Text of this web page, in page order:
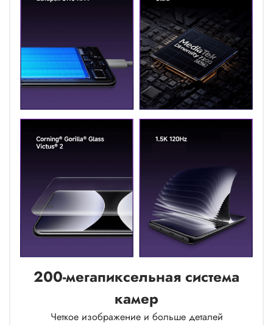
200-мегапиксельная система
камер
Четкое изображение и больше деталей